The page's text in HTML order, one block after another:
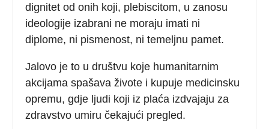
dignitet od onih koji, plebiscitom, u zanosu
ideologije izabrani ne moraju imati ni
diplome, ni pismenost, ni temeljnu pamet.
Jalovo je to u društvu koje humanitarnim
akcijama spašava živote i kupuje medicinsku
opremu, gdje ljudi koji iz plaća izdvajaju za
zdravstvo umiru čekajući pregled.